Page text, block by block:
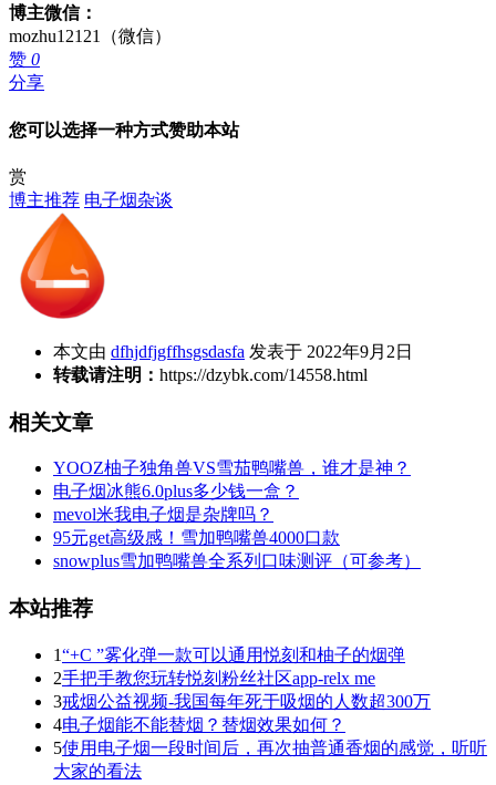
博主微信：
mozhu12121（微信）
赞 0
分享
您可以选择一种方式赞助本站
赏
博主推荐 电子烟杂谈
本文由 dfhjdfjgffhsgsdasfa 发表于 2022年9月2日
转载请注明： https://dzybk.com/14558.html
相关文章
YOOZ柚子独角兽VS雪茄鸭嘴兽，谁才是神？
电子烟冰熊6.0plus多少钱一盒？
mevol米我电子烟是杂牌吗？
95元get高级感！雪加鸭嘴兽4000口款
snowplus雪加鸭嘴兽全系列口味测评（可参考）
本站推荐
1“+C ”雾化弹一款可以通用悦刻和柚子的烟弹
2手把手教您玩转悦刻粉丝社区app-relx me
3戒烟公益视频-我国每年死于吸烟的人数超300万
4电子烟能不能替烟？替烟效果如何？
5使用电子烟一段时间后，再次抽普通香烟的感觉，听听
大家的看法